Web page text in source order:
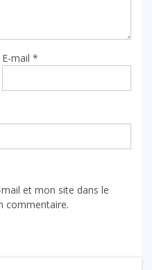
E-mail *
et mon site dans le
commentaire.